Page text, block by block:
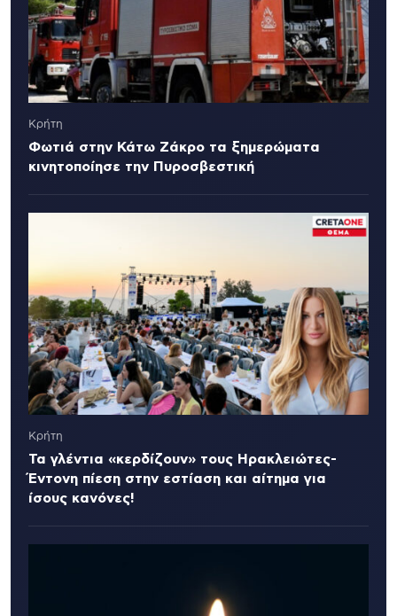
Κρήτη
Φωτιά στην Κάτω Ζάκρο τα ξημερώματα
κινητοποίησε την Πυροσβεστική
Κρήτη
Τα γλέντια «κερδίζουν» τους Ηρακλειώτες-
Έντονη πίεση στην εστίαση και αίτημα για
ίσους κανόνες!